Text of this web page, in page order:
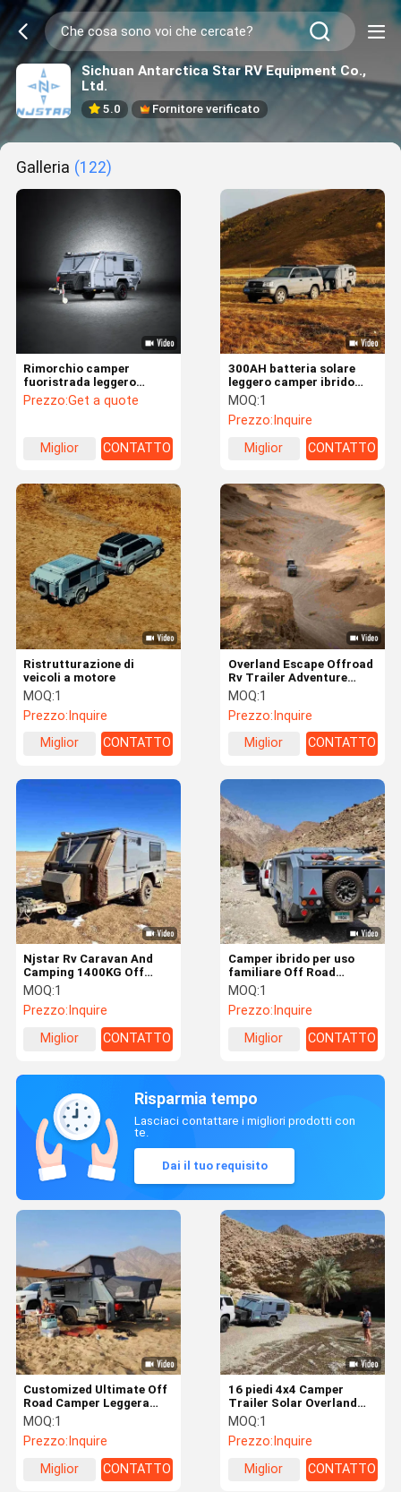
Sichuan Antarctica Star RV Equipment Co.,
Ltd.
5.0 Fornitore verificato
Galleria (122)
Rimorchio camper
fuoristrada leggero
NJSTAR Explorer per
avventure familiari
Prezzo:Get a quote
Miglior
CONTATTO
300AH batteria solare
leggero camper ibrido
indipendente sospensione
viaggio rimorchio
MOQ:1
Prezzo: Inquire
Miglior
CONTATTO
Ristrutturazione di
veicoli a motore
MOQ:1
Prezzo: Inquire
Miglior
CONTATTO
Overland Escape Offroad
Rv Trailer Adventure
Piccolo Camper Off Road
MOQ:1
Prezzo: Inquire
Miglior
CONTATTO
Njstar Rv Caravan And
Camping 1400KG Off
Road Utility Trailer
alluminio
MOQ:1
Prezzo: Inquire
Miglior
CONTATTO
Camper ibrido per uso
familiare Off Road
Customizze Overland
Travel Trailer
MOQ:1
Prezzo: Inquire
Miglior
CONTATTO
Risparmia tempo
Lasciaci contattare i migliori prodotti con
te.
Dai il tuo requisito
16 piedi 4x4 Camper
Trailer Solar Overland
Off Road Trailer
5m*2m*2m
MOQ:1
Prezzo: Inquire
Miglior
CONTATTO
Customized Ultimate Off
Road Camper Leggera
Piccola Overland Trailer
MOQ:1
Prezzo: Inquire
Miglior
CONTATTO